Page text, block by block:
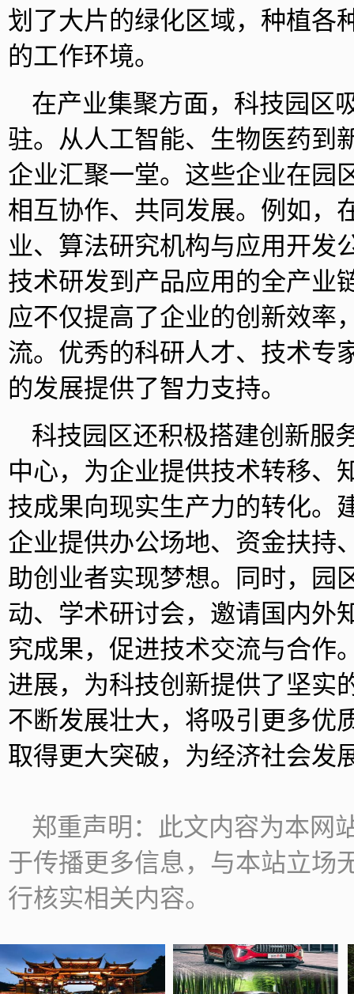
划了大片的绿化区域，种植各
的工作环境。
在产业集聚方面，科技园区
驻。从人工智能、生物医药到
企业汇聚一堂。这些企业在园
相互协作、共同发展。例如，
业、算法研究机构与应用开发
技术研发到产品应用的全产业
应不仅提高了企业的创新效率
流。优秀的科研人才、技术专
的发展提供了智力支持。
科技园区还积极搭建创新服
中心，为企业提供技术转移、
技成果向现实生产力的转化。
企业提供办公场地、资金扶持
助创业者实现梦想。同时，园
动、学术研讨会，邀请国内外
究成果，促进技术交流与合作
进展，为科技创新提供了坚实
不断发展壮大，将吸引更多优
取得更大突破，为经济社会发
郑重声明：此文内容为本网
于传播更多信息，与本站立场
行核实相关内容。